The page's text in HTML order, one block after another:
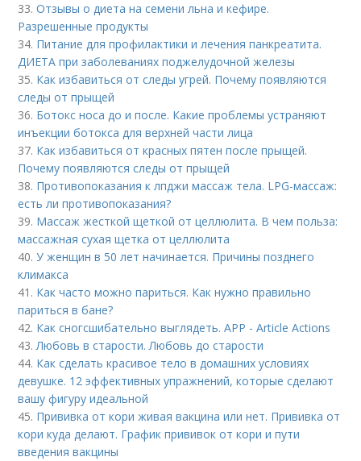
33.Отзывы о диета на семени льна и кефире.
Разрешенные продукты
34. Питание для профилактики и лечения панкреатита.
ДИЕТА при заболеваниях поджелудочной железы
35. Как избавиться от следы угрей. Почему появляются
следы от прыщей
36. Ботокс носа до и после. Какие проблемы устраняют
инъекции ботокса для верхней части лица
37. Как избавиться от красных пятен после прыщей.
Почему появляются следы от прыщей
38. Противопоказания к лпджи массаж тела. LPG-массаж:
есть ли противопоказания?
39. Массаж жесткой щеткой от целлюлита. В чем польза:
массажная сухая щетка от целлюлита
40.У женщин в 50 лет начинается. Причины позднего
климакса
41. Как часто можно париться. Как нужно правильно
париться в бане?
42. Как сногсшибательно выглядеть. APP - Article Actions
43.Любовь в старости. Любовь до старости
44. Как сделать красивое тело в домашних условиях
девушке. 12 эффективных упражнений, которые сделают
вашу фигуру идеальной
45. Прививка от кори живая вакцина или нет. Прививка от
кори куда делают. График прививок от кори и пути
введения вакцины